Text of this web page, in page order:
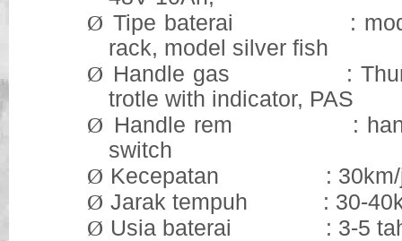
Ø Tipe baterai : model
rack, model silver fish
Ø Handle gas : Thumb
trotle with indicator, PAS
Ø Handle rem : handle
switch
Ø Kecepatan : 30km/
Ø Jarak tempuh : 30-
Ø Usia baterai : 3-5